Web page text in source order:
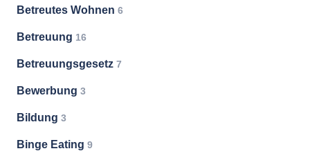
Betreutes Wohnen 6
Betreuung 16
Betreuungsgesetz 7
Bewerbung 3
Bildung 3
Binge Eating 9